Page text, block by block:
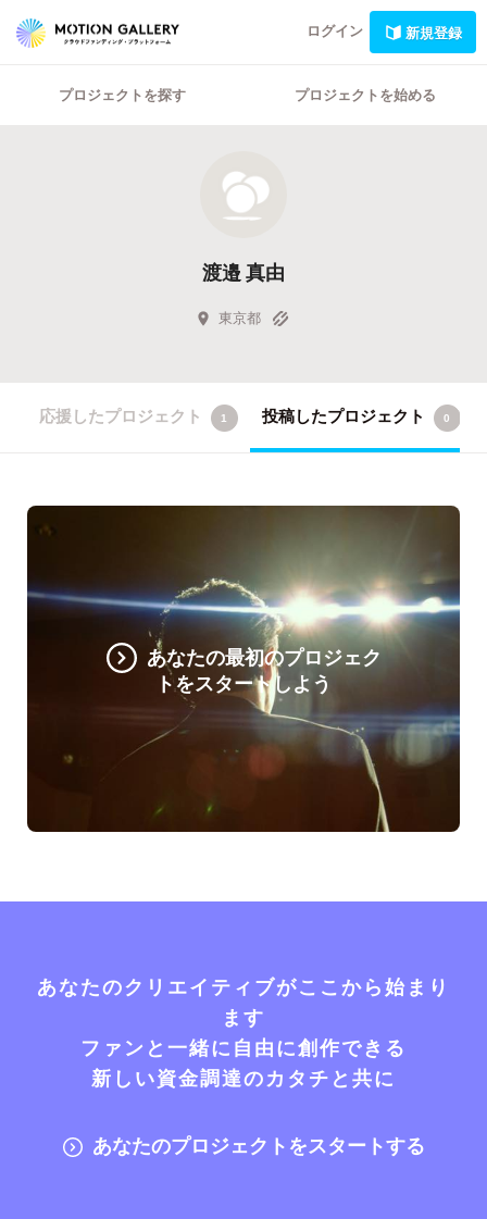
ログイン 新規登録
プロジェクトを探す プロジェクトを始める
渡邉 真由
東京都
応援したプロジェクト 1 投稿したプロジェクト 0
あなたの最初のプロジェク
トをスタートしよう
あなたのクリエイティブがここから始まり
ます
ファンと一緒に自由に創作できる
新しい資金調達のカタチと共に
あなたのプロジェクトをスタートする